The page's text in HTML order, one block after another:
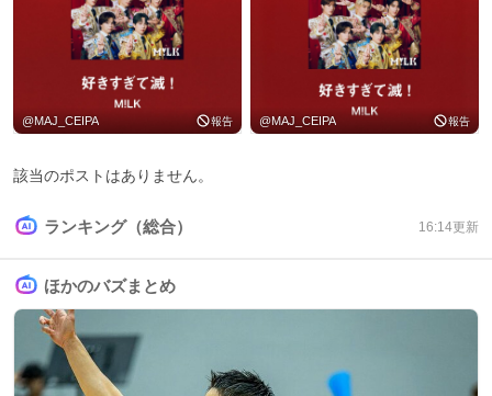
@MAJ_CEIPA 報告 @MAJ_CEIPA 報告
該当のポストはありません。
ランキング（総合） 16:14更新
ほかのバズまとめ